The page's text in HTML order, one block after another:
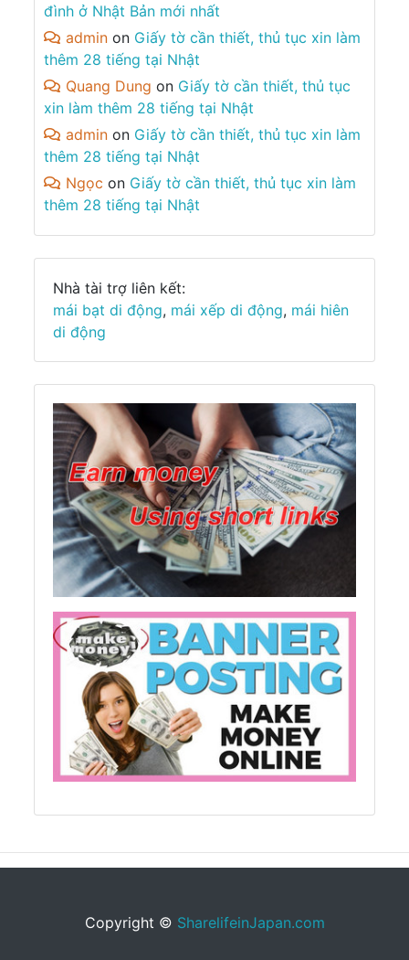
đình ở Nhật Bản mới nhất
admin on Giấy tờ cần thiết, thủ tục xin làm
thêm 28 tiếng tại Nhật
Quang Dung on Giấy tờ cần thiết, thủ tục
xin làm thêm 28 tiếng tại Nhật
admin on Giấy tờ cần thiết, thủ tục xin làm
thêm 28 tiếng tại Nhật
Ngọc on Giấy tờ cần thiết, thủ tục xin làm
thêm 28 tiếng tại Nhật
Nhà tài trợ liên kết:
mái bạt di động, mái xếp di động, mái hiên
di động
Copyright © SharelifeinJapan.com